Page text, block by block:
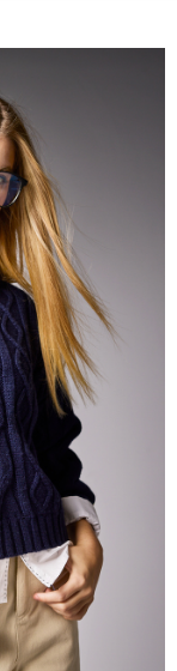
用無須另外申請。
跳轉到大哥付的交易
日，確認付款後即完
認頁面所載為準。
過，訂單將自動取
分期系統評分，恕無
結算日後寄送繳費提
大直營門市／銀行轉
本公司）所提供，讓
店將買賣／分期付款
帳款。
，商店將以您的個人
蒐集、處理及利用，
及更正。
userRule